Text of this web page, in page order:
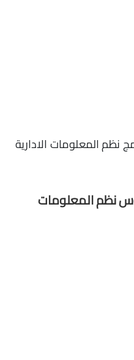
نظم المعلومات الادارية
نظم المعلومات